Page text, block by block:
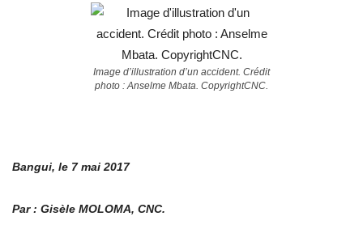
Image d’illustration d’un accident. Crédit
photo : Anselme Mbata. CopyrightCNC.
Bangui, le 7 mai 2017
Par : Gisèle MOLOMA, CNC.